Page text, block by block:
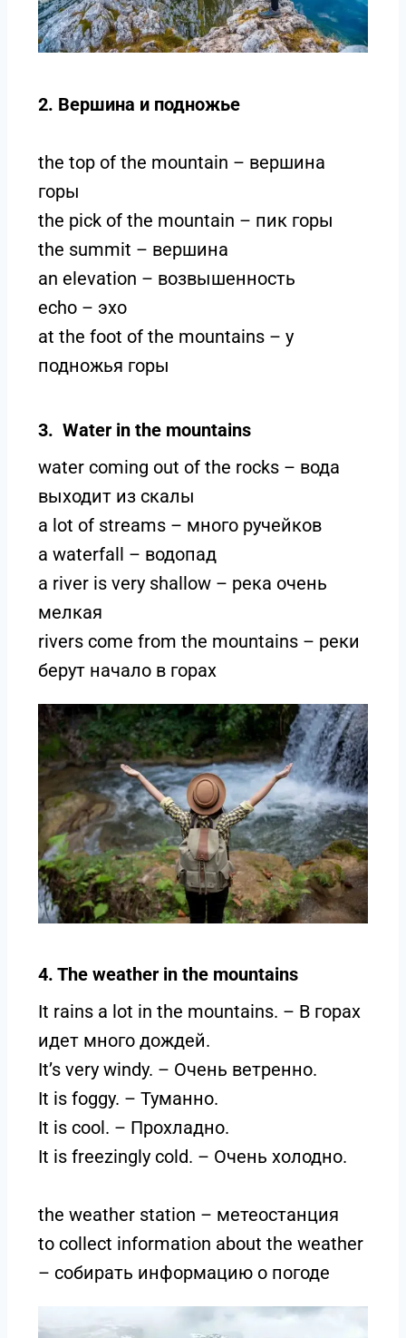
2. Вершина и подножье
the top of the mountain – вершина
горы
the pick of the mountain – пик горы
the summit – вершина
an elevation – возвышенность
echo – эхо
at the foot of the mountains – у
подножья горы
3. Water in the mountains
water coming out of the rocks – вода
выходит из скалы
a lot of streams – много ручейков
a waterfall – водопад
a river is very shallow – река очень
мелкая
rivers come from the mountains – реки
берут начало в горах
4. The weather in the mountains
It rains a lot in the mountains. – В горах
идет много дождей.
It’s very windy. – Очень ветренно.
It is foggy. – Туманно.
It is cool. – Прохладно.
It is freezingly cold. – Очень холодно.
the weather station – метеостанция
to collect information about the weather
– собирать информацию о погоде